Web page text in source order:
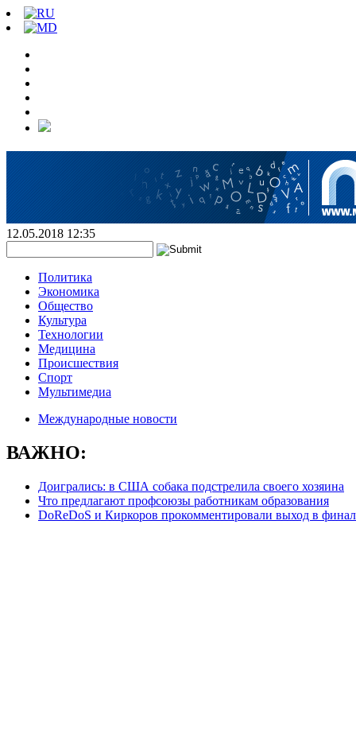
12.05.2018 12:35
Политика
Экономика
Общество
Культура
Технологии
Медицина
Происшествия
Спорт
Мультимедиа
Международные новости
ВАЖНО:
Доигрались: в США собака подстрелила своего хозяина
Что предлагают профсоюзы работникам образования
DoReDoS и Киркоров прокомментировали выход в